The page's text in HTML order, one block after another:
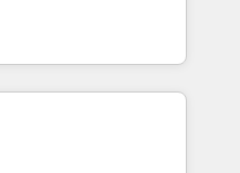
platform •
HubSpot • Custom
Experience
see how AI + HubSpot
training, from
lead generation and
(and with great
custom modules,